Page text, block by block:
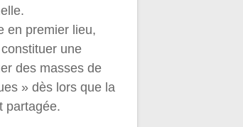
en premier lieu,
une
des masses de
» dès lors que la
partagée.